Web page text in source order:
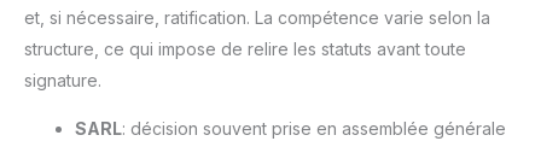
et, si nécessaire, ratification. La compétence varie selon la
structure, ce qui impose de relire les statuts avant toute
signature.
SARL: décision souvent prise en assemblée générale